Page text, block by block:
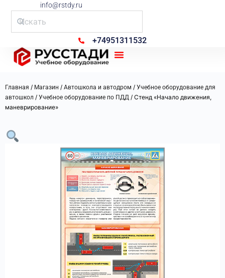
info@rstdy.ru
+74951311532
Главная / Магазин / Автошкола и автодром / Учебное оборудование для
автошкол / Учебное оборудование по ПДД / Стенд «Начало движения,
маневрирование»